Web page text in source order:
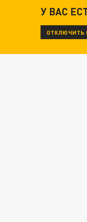
У ВАС
ОТКЛЮЧИТЬ